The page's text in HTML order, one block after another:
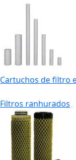
Cartuchos de filtro
Filtros ranhurados